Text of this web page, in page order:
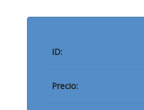
ID:
Precio: